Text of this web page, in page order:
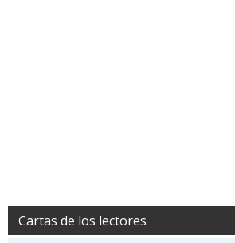
Cartas de los lectores